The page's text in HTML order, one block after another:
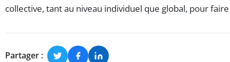
collective, tant au niveau individuel que global, pour
Partager :